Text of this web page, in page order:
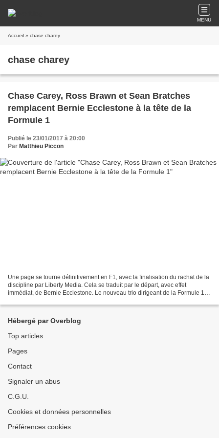
MENU
Accueil » chase charey
chase charey
Chase Carey, Ross Brawn et Sean Bratches
remplacent Bernie Ecclestone à la tête de la
Formule 1
Publié le 23/01/2017 à 20:00
Par Matthieu Piccon
Une page se tourne définitivement en F1, avec la finalisation du rachat de la
discipline par Liberty Media. Cela se traduit par le départ, avec effet
immédiat, de Bernie Ecclestone. Le nouveau trio dirigeant de la Formule 1
Hébergé par Overblog
Top articles
Pages
Contact
Signaler un abus
C.G.U.
Cookies et données personnelles
Préférences cookies